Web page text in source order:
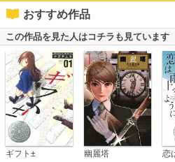
おすすめ作品
この作品を見た人はコチラも見ています
ギフト± 幽麗塔